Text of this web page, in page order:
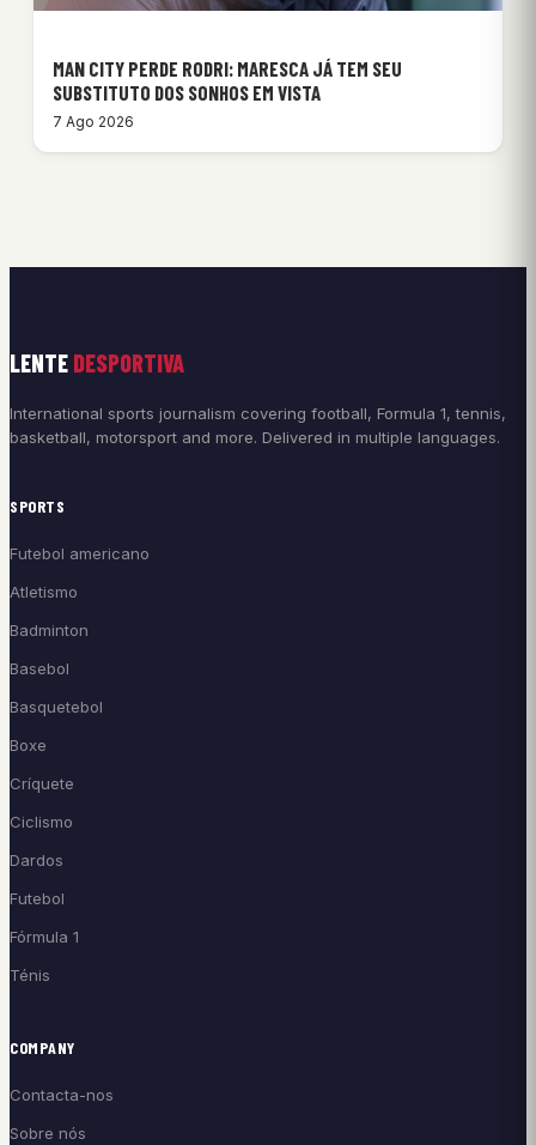
MAN CITY PERDE RODRI: MARESCA JÁ TEM SEU
SUBSTITUTO DOS SONHOS EM VISTA
7 Ago 2026
LENTE DESPORTIVA
International sports journalism covering football, Formula 1, tennis,
basketball, motorsport and more. Delivered in multiple languages.
SPORTS
Futebol americano
Atletismo
Badminton
Basebol
Basquetebol
Boxe
Críquete
Ciclismo
Dardos
Futebol
Fórmula 1
Ténis
COMPANY
Contacta-nos
Sobre nós